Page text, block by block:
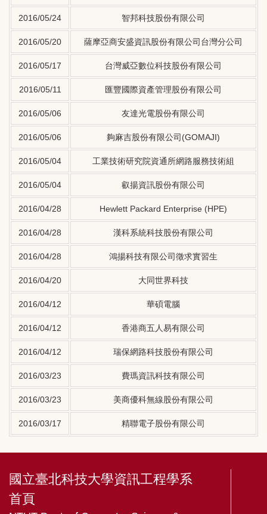
2016/05/24 智邦科技股份有限公司
2016/05/20 薩摩亞商安盛資訊股份有限公司台灣分公司
2016/05/17 台灣威亞數位科技股份有限公司
2016/05/11 匯豐國際資產管理股份有限公司
2016/05/06 友達光電股份有限公司
2016/05/06 夠麻吉股份有限公司(GOMAJI)
2016/05/04 工業技術研究院資通所網路服務技術組
2016/05/04 叡揚資訊股份有限公司
2016/04/28 Hewlett Packard Enterprise (HPE)
2016/04/28 漢科系統科技股份有限公司
2016/04/28 鴻揚科技有限公司徵求實習生
2016/04/20 大同世界科技
2016/04/12 華碩電腦
2016/04/12 香港商五人易有限公司
2016/04/12 瑞保網路科技股份有限公司
2016/03/23 費瑪資訊科技有限公司
2016/03/23 美商優科無線股份有限公司
2016/03/17 精聯電子股份有限公司
國立臺北科技大學資訊工程學系
首頁